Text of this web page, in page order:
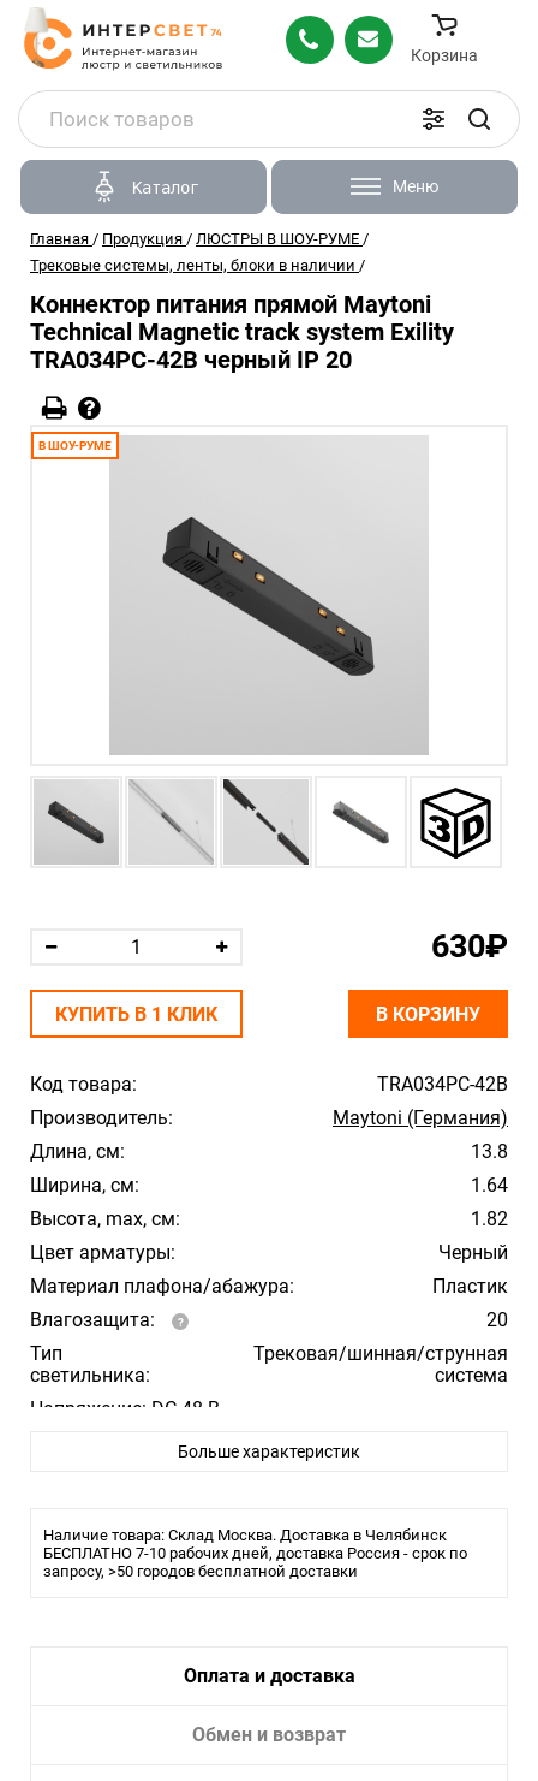
Корзина
Каталог Меню
Главная / Продукция / ЛЮСТРЫ В ШОУ-РУМЕ /
Трековые системы, ленты, блоки в наличии /
Коннектор питания прямой Maytoni
Technical Magnetic track system Exility
TRA034PC-42B черный IP 20
В ШОУ-РУМЕ
Код товара:
TRA034PC-42B
Производитель:
Maytoni (Германия)
Длина, см:
13.8
Ширина, см:
1.64
Высота, max, см:
1.82
Цвет арматуры:
Черный
Материал плафона/абажура:
Пластик
Влагозащита:
20
Тип
светильника:
Трековая/шинная/струнная
система
Напряжение: DC 48 В
Больше характеристик
Наличие товара: Склад Москва. Доставка в Челябинск
БЕСПЛАТНО 7-10 рабочих дней, доставка Россия - срок по
запросу, >50 городов бесплатной доставки
630₽
КУПИТЬ В 1 КЛИК В КОРЗИНУ
Оплата и доставка
Обмен и возврат